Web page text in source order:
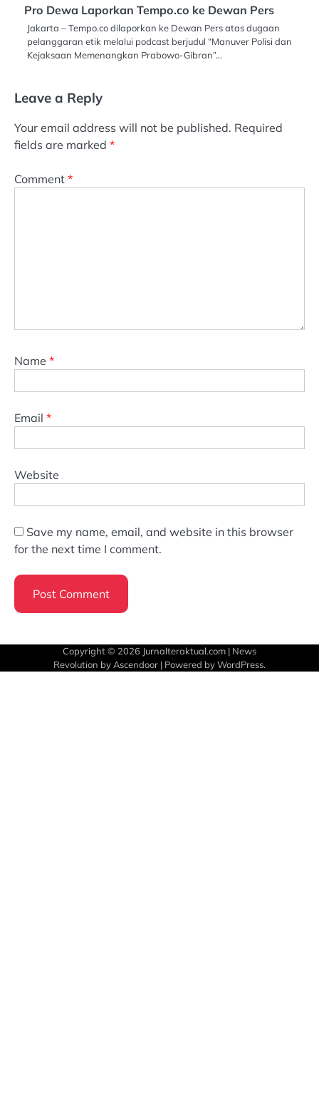
Pro Dewa Laporkan Tempo.co ke Dewan Pers
Jakarta – Tempo.co dilaporkan ke Dewan Pers atas dugaan
pelanggaran etik melalui podcast berjudul “Manuver Polisi dan
Kejaksaan Memenangkan Prabowo-Gibran”…
Leave a Reply
Your email address will not be published. Required
fields are marked *
Comment *
Name *
Email *
Website
Save my name, email, and website in this browser
for the next time I comment.
Copyright © 2026 Jurnalteraktual.com | News
Revolution by Ascendoor | Powered byWordPress.